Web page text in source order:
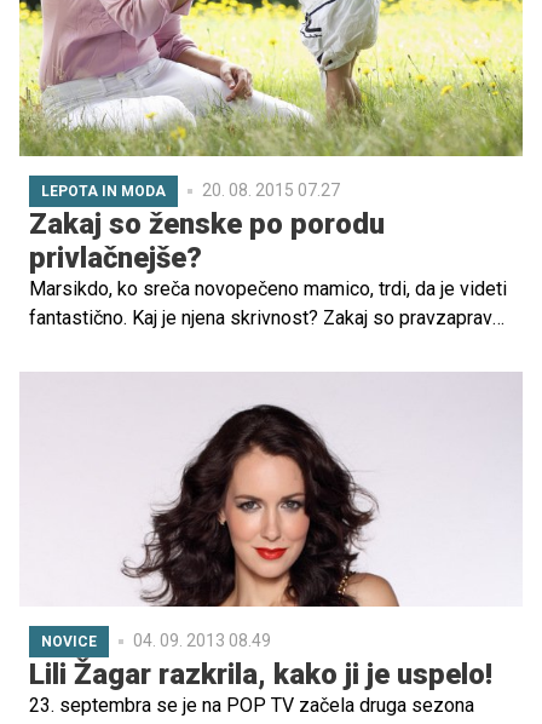
LEPOTA IN MODA 20. 08. 2015 07.27
Zakaj so ženske po porodu
privlačnejše?
Marsikdo, ko sreča novopečeno mamico, trdi, da je videti
fantastično. Kaj je njena skrivnost? Zakaj so pravzaprav
NOVICE 04. 09. 2013 08.49
Lili Žagar razkrila, kako ji je uspelo!
23. septembra se je na POP TV začela druga sezona